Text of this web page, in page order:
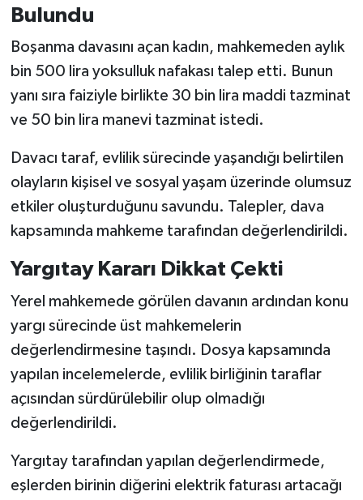
Bulundu
Boşanma davasını açan kadın, mahkemeden aylık
bin 500 lira yoksulluk nafakası talep etti. Bunun
yanı sıra faiziyle birlikte 30 bin lira maddi tazminat
ve 50 bin lira manevi tazminat istedi.
Davacı taraf, evlilik sürecinde yaşandığı belirtilen
olayların kişisel ve sosyal yaşam üzerinde olumsuz
etkiler oluşturduğunu savundu. Talepler, dava
kapsamında mahkeme tarafından değerlendirildi.
Yargıtay Kararı Dikkat Çekti
Yerel mahkemede görülen davanın ardından konu
yargı sürecinde üst mahkemelerin
değerlendirmesine taşındı. Dosya kapsamında
yapılan incelemelerde, evlilik birliğinin taraflar
açısından sürdürülebilir olup olmadığı
değerlendirildi.
Yargıtay tarafından yapılan değerlendirmede,
eşlerden birinin diğerini elektrik faturası artacağı